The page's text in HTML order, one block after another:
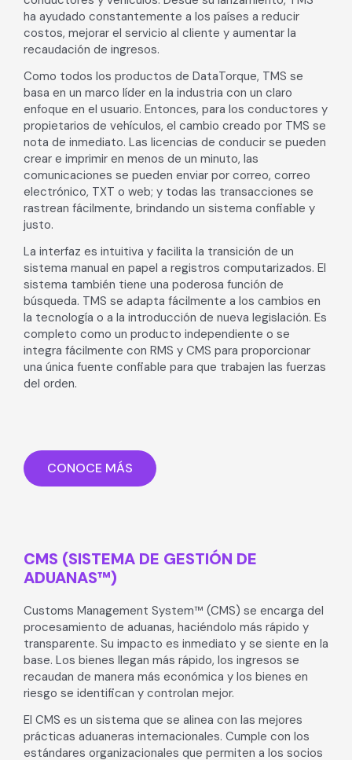
ha ayudado constantemente a los países a reducir
costos, mejorar el servicio al cliente y aumentar la
recaudación de ingresos.
Como todos los productos de DataTorque, TMS se
basa en un marco líder en la industria con un claro
enfoque en el usuario. Entonces, para los conductores y
propietarios de vehículos, el cambio creado por TMS se
nota de inmediato. Las licencias de conducir se pueden
crear e imprimir en menos de un minuto, las
comunicaciones se pueden enviar por correo, correo
electrónico, TXT o web; y todas las transacciones se
rastrean fácilmente, brindando un sistema confiable y
justo.
La interfaz es intuitiva y facilita la transición de un
sistema manual en papel a registros computarizados. El
sistema también tiene una poderosa función de
búsqueda. TMS se adapta fácilmente a los cambios en
la tecnología o a la introducción de nueva legislación. Es
completo como un producto independiente o se
integra fácilmente con RMS y CMS para proporcionar
una única fuente confiable para que trabajen las fuerzas
del orden.
CONOCE MÁS
CMS (SISTEMA DE GESTIÓN DE
ADUANAS™)
Customs Management System™ (CMS) se encarga del
procesamiento de aduanas, haciéndolo más rápido y
transparente. Su impacto es inmediato y se siente en la
base. Los bienes llegan más rápido, los ingresos se
recaudan de manera más económica y los bienes en
riesgo se identifican y controlan mejor.
El CMS es un sistema que se alinea con las mejores
prácticas aduaneras internacionales. Cumple con los
estándares organizacionales que permiten a los socios